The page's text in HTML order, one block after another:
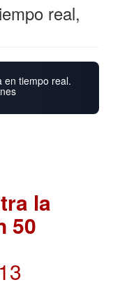
real,
en tiempo real.
la
50